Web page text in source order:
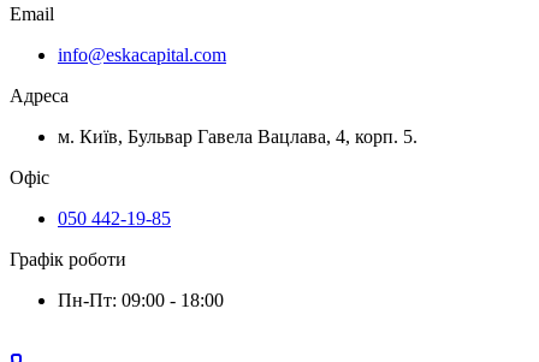
Email
info@eskacapital.com
Адреса
м. Київ, Бульвар Гавела Вацлава, 4, корп. 5.
Офіс
050 442-19-85
Графік роботи
Пн-Пт: 09:00 - 18:00